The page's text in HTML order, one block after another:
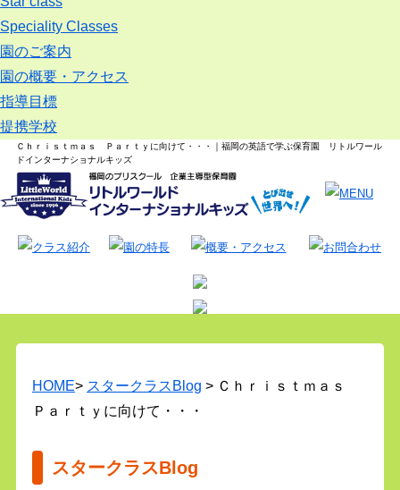
Speciality Classes
園のご案内
園の概要・アクセス
指導目標
提携学校
Ｃｈｒｉｓｔｍａｓ Ｐａｒｔｙに向けて・・・｜福岡の英語で学ぶ保育園 リトルワール
ドインターナショナルキッズ
HOME> スタークラスBlog > Ｃｈｒｉｓｔｍａｓ
Ｐａｒｔｙに向けて・・・
スタークラスBlog